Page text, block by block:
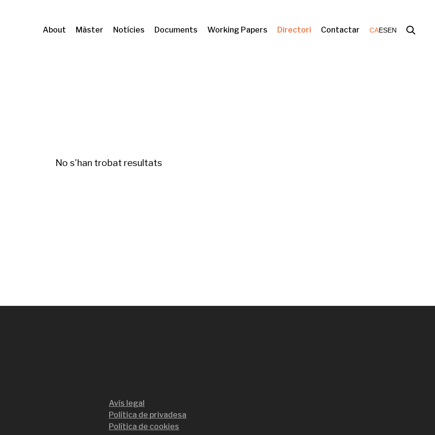
About Màster Notícies Documents Working Papers Directori Contactar CAESEN
No s'han trobat resultats
Avís legal
Política de privadesa
Política de cookies